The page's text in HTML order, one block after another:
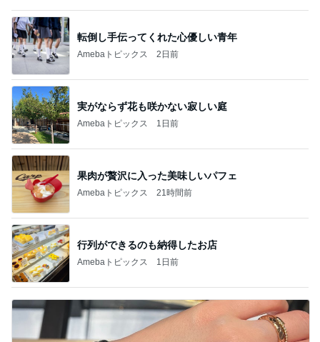
転倒し手伝ってくれた心優しい青年
Amebaトピックス 2日前
実がならず花も咲かない寂しい庭
Amebaトピックス 1日前
果肉が贅沢に入った美味しいパフェ
Amebaトピックス 21時間前
行列ができるのも納得したお店
Amebaトピックス 1日前